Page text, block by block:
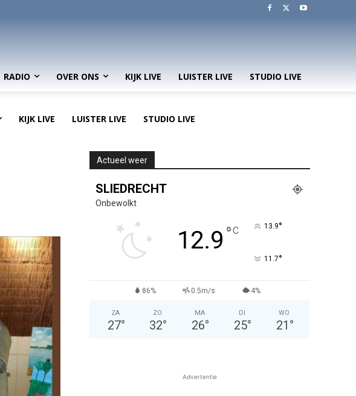
RADIO OVER ONS KIJK LIVE LUISTER LIVE STUDIO LIVE
KIJK LIVE LUISTER LIVE STUDIO LIVE
Actueel weer
SLIEDRECHT
Onbewolkt
12.9 °C 13.9°
11.7°
86% 0.5m/s 4%
ZA
27°
ZO
32°
MA
26°
DI
25°
WO
21 °
Advertentie